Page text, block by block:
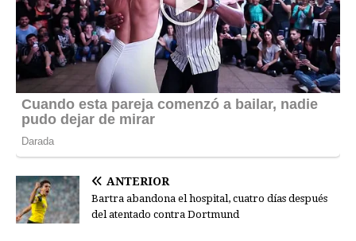
ANTERIOR
Bartra abandona el hospital, cuatro días después
del atentado contra Dortmund